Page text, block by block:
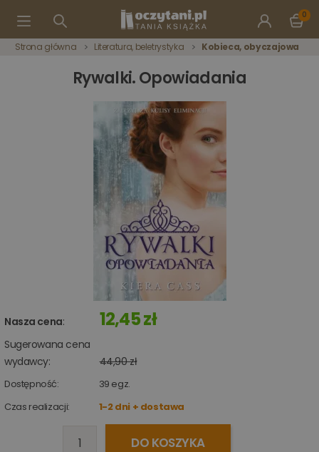
0
Strona główna Literatura, beletrystyka Kobieca, obyczajowa
Rywalki. Opowiadania
Nasza cena: 12,45 zł
Sugerowana cena
wydawcy:
44,90 zł
Dostępność: 39 egz.
Czas realizacji:
1-2 dni + dostawa
DO KOSZYKA